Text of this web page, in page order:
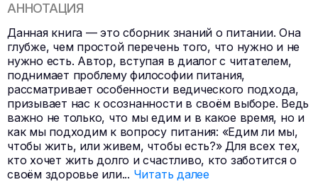
АННОТАЦИЯ
Данная книга — это сборник знаний о питании. Она
глубже, чем простой перечень того, что нужно и не
нужно есть. Автор, вступая в диалог с читателем,
поднимает проблему философии питания,
рассматривает особенности ведического подхода,
призывает нас к осознанности в своём выборе. Ведь
важно не только, что мы едим и в какое время, но и
как мы подходим к вопросу питания: «Едим ли мы,
чтобы жить, или живем, чтобы есть?» Для всех тех,
кто хочет жить долго и счастливо, кто заботится о
своём здоровье или... Читать далее